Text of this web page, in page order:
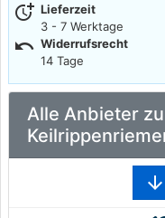
more_time Lieferzeit
3 - 7 Werktage
undo Widerrufsrecht
14 Tage
Alle Anbieter
arrow_downward